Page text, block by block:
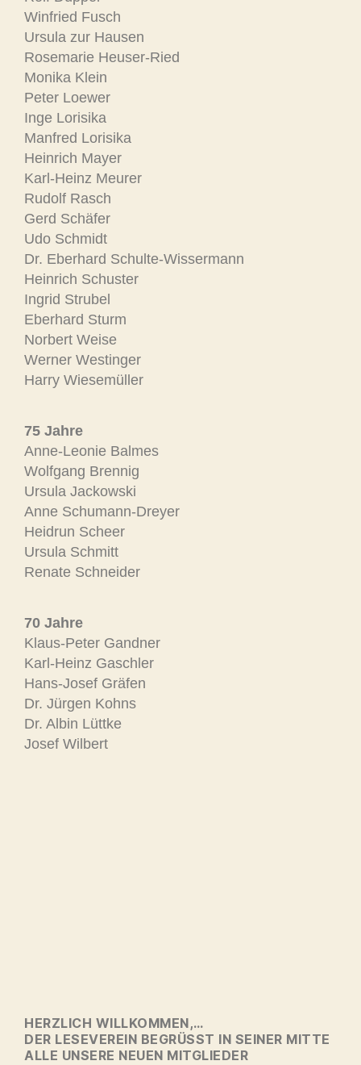
Winfried Fusch
Ursula zur Hausen
Rosemarie Heuser-Ried
Monika Klein
Peter Loewer
Inge Lorisika
Manfred Lorisika
Heinrich Mayer
Karl-Heinz Meurer
Rudolf Rasch
Gerd Schäfer
Udo Schmidt
Dr. Eberhard Schulte-Wissermann
Heinrich Schuster
Ingrid Strubel
Eberhard Sturm
Norbert Weise
Werner Westinger
Harry Wiesemüller
75 Jahre
Anne-Leonie Balmes
Wolfgang Brennig
Ursula Jackowski
Anne Schumann-Dreyer
Heidrun Scheer
Ursula Schmitt
Renate Schneider
70 Jahre
Klaus-Peter Gandner
Karl-Heinz Gaschler
Hans-Josef Gräfen
Dr. Jürgen Kohns
Dr. Albin Lüttke
Josef Wilbert
HERZLICH WILLKOMMEN,…
DER LESEVEREIN BEGRÜSST IN SEINER MITTE A
LLE UNSERE NEUEN MITGLIEDER